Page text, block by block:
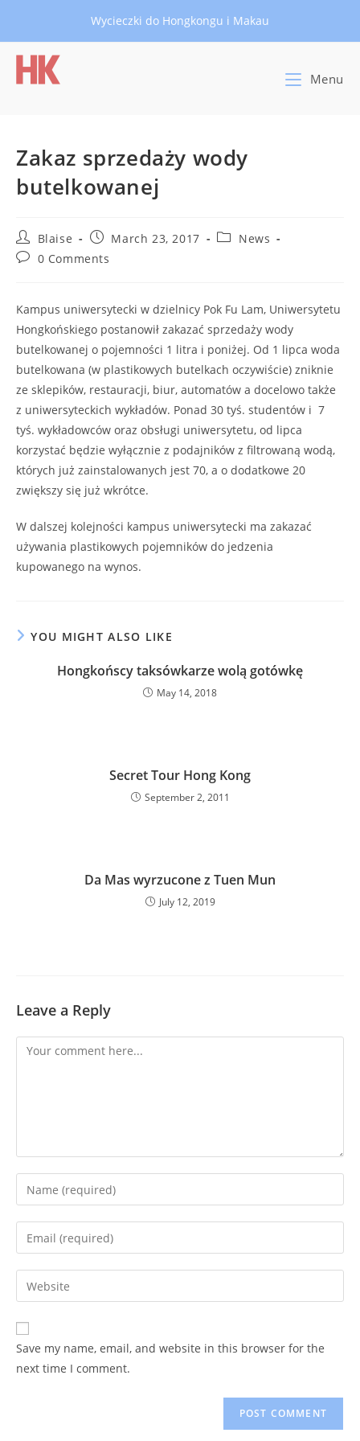
Wycieczki do Hongkongu i Makau
Menu
Zakaz sprzedaży wody
butelkowanej
Post
author:
Blaise
Post
published:
March 23, 2017
PostNews
Post0 Comments
Kampus uniwersytecki w dzielnicy Pok Fu Lam, Uniwersytetu
Hongkońskiego postanowił zakazać sprzedaży wody
butelkowanej o pojemności 1 litra i poniżej. Od 1 lipca woda
butelkowana (w plastikowych butelkach oczywiście) zniknie
ze sklepików, restauracji, biur, automatów a docelowo także
z uniwersyteckich wykładów. Ponad 30 tyś. studentów i 7
tyś. wykładowców oraz obsługi uniwersytetu, od lipca
korzystać będzie wyłącznie z podajników z filtrowaną wodą,
których już zainstalowanych jest 70, a o dodatkowe 20
zwiększy się już wkrótce.
W dalszej kolejności kampus uniwersytecki ma zakazać
używania plastikowych pojemników do jedzenia
kupowanego na wynos.
YOU MIGHT ALSO LIKE
Hongkońscy taksówkarze wolą gotówkę
May 14, 2018
Secret Tour Hong Kong
September 2, 2011
Da Mas wyrzucone z Tuen Mun
July 12, 2019
Leave a Reply
Comment
Enter
your
name
comment
Enter
your
email
address
comment
Enter
your
website
URL
(optional)
Save my name, email, and website in this browser for the
next time I comment.